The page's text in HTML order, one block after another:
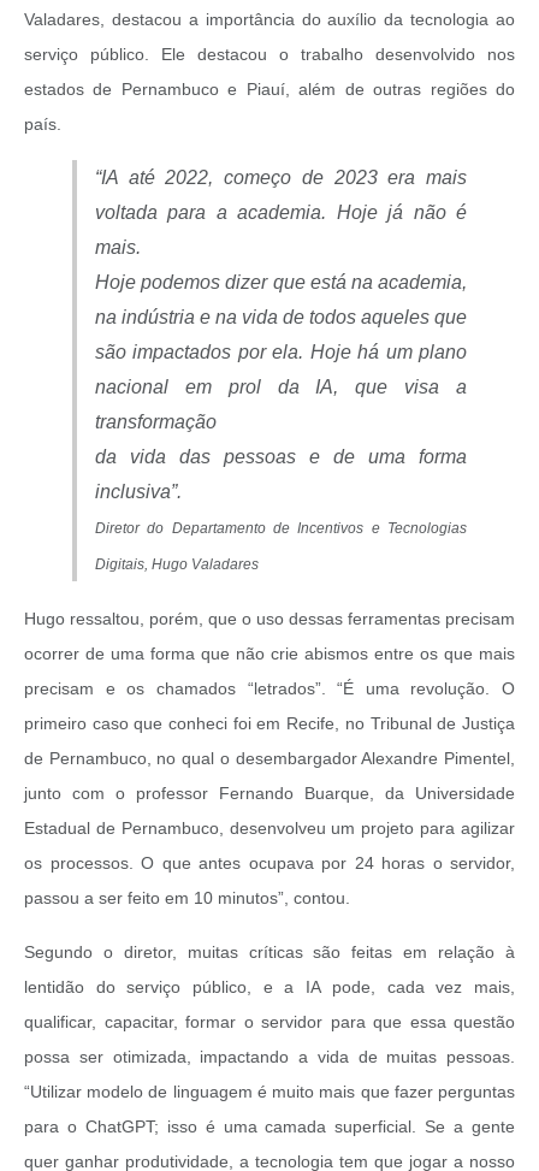
Valadares, destacou a importância do auxílio da tecnologia ao
serviço público. Ele destacou o trabalho desenvolvido nos
estados de Pernambuco e Piauí, além de outras regiões do
país.
“IA até 2022, começo de 2023 era mais
voltada para a academia. Hoje já não é
mais.
Hoje podemos dizer que está na academia,
na indústria e na vida de todos aqueles que
são impactados por ela. Hoje há um plano
nacional em prol da IA, que visa a
transformação
da vida das pessoas e de uma forma
inclusiva”.
Diretor do Departamento de Incentivos e Tecnologias
Digitais, Hugo Valadares
Hugo ressaltou, porém, que o uso dessas ferramentas precisam
ocorrer de uma forma que não crie abismos entre os que mais
precisam e os chamados “letrados”. “É uma revolução. O
primeiro caso que conheci foi em Recife, no Tribunal de Justiça
de Pernambuco, no qual o desembargador Alexandre Pimentel,
junto com o professor Fernando Buarque, da Universidade
Estadual de Pernambuco, desenvolveu um projeto para agilizar
os processos. O que antes ocupava por 24 horas o servidor,
passou a ser feito em 10 minutos”, contou.
Segundo o diretor, muitas críticas são feitas em relação à
lentidão do serviço público, e a IA pode, cada vez mais,
qualificar, capacitar, formar o servidor para que essa questão
possa ser otimizada, impactando a vida de muitas pessoas.
“Utilizar modelo de linguagem é muito mais que fazer perguntas
para o ChatGPT; isso é uma camada superficial. Se a gente
quer ganhar produtividade, a tecnologia tem que jogar a nosso